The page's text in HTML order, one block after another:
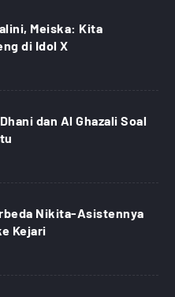
Meiska: Kita
di Idol X
dan Al Ghazali Soal
Nikita-Asistennya
Kejari